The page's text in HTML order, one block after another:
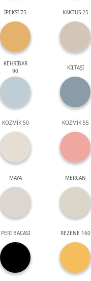
İPEKSİ 75 KAKTÜS 25
KEHRİBAR
90
KİLTAŞI
KOZMİK 50 KOZMİK 55
MAYA MERCAN
PERİ BACASI REZENE 160